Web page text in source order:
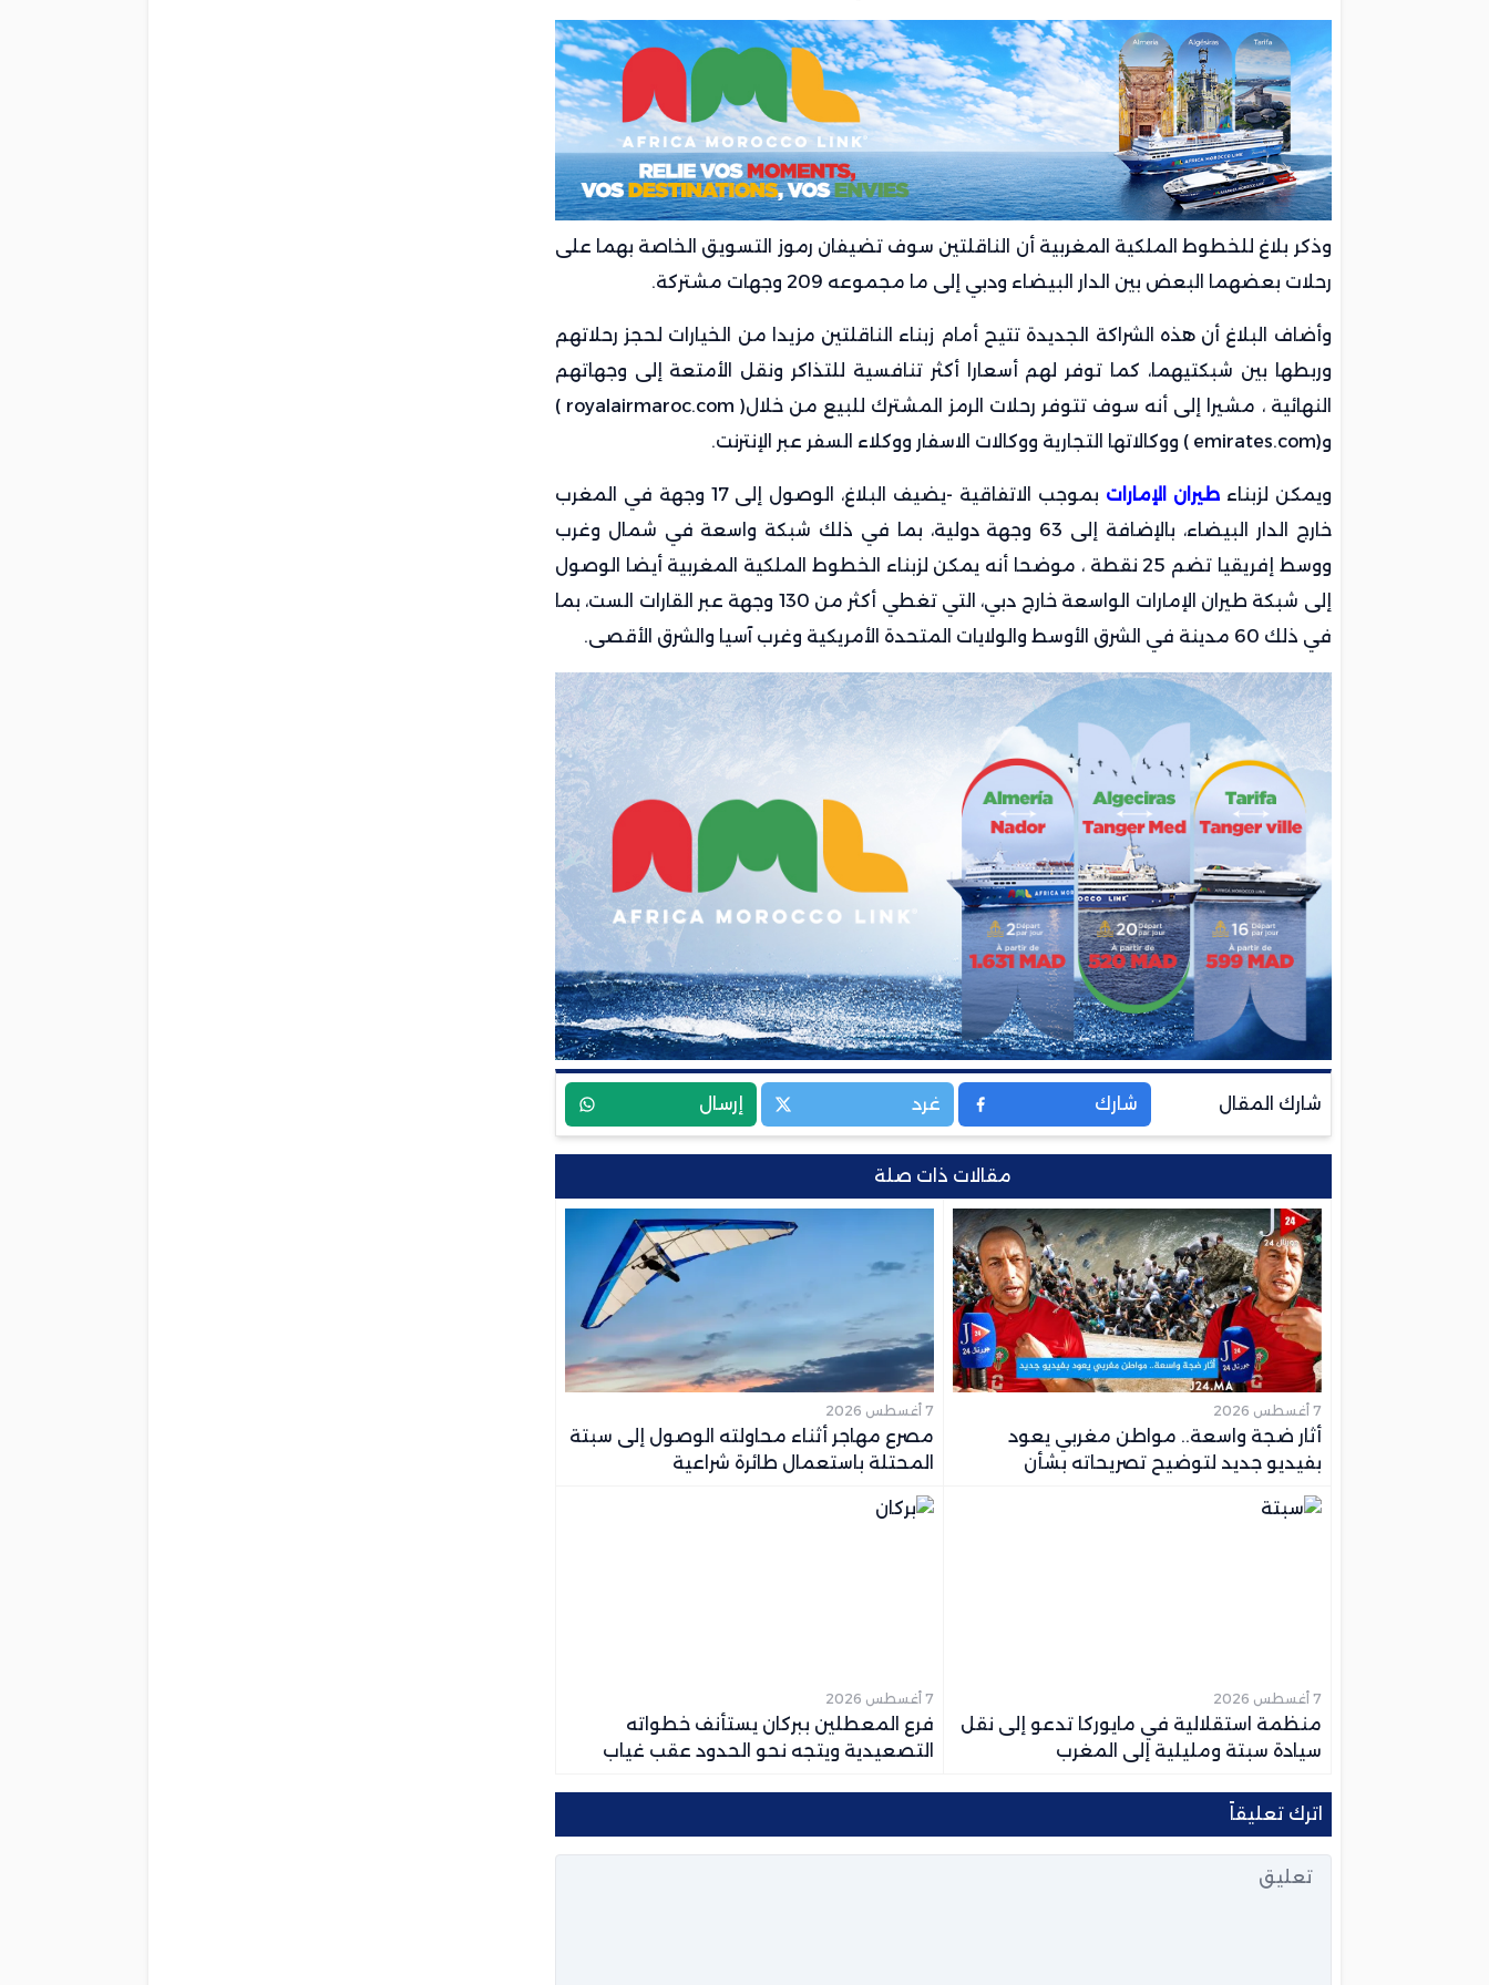
وذكر بلاغ للخطوط الملكية المغربية أن الناقلتين سوف تضيفان رموز التسويق الخاصة بهما على
رحلات بعضهما البعض بين الدار البيضاء ودبي إلى ما مجموعه 209 وجهات مشتركة.
وأضاف البلاغ أن هذه الشراكة الجديدة تتيح أمام زبناء الناقلتين مزيدا من الخيارات لحجز رحلاتهم
وربطها بين شبكتيهما، كما توفر لهم أسعارا أكثر تنافسية للتذاكر ونقل الأمتعة إلى وجهاتهم
النهائية ، مشيرا إلى أنه سوف تتوفر رحلات الرمز المشترك للبيع من خلال( royalairmaroc.com )
و(emirates.com ) ووكالاتها التجارية ووكالات الاسفار ووكلاء السفر عبر الإنترنت.
ويمكن لزبناءطيران الإمارات
بموجب الاتفاقية -يضيف البلاغ، الوصول إلى 17 وجهة في المغرب
خارج الدار البيضاء، بالإضافة إلى 63 وجهة دولية، بما في ذلك شبكة واسعة في شمال وغرب
ووسط إفريقيا تضم 25 نقطة ، موضحا أنه يمكن لزبناء الخطوط الملكية المغربية أيضا الوصول
إلى شبكة طيران الإمارات الواسعة خارج دبي، التي تغطي أكثر من 130 وجهة عبر القارات الست، بما
في ذلك 60 مدينة في الشرق الأوسط والولايات المتحدة الأمريكية وغرب آسيا والشرق الأقصى.
شارك المقال شارك غرد إرسال
مقالات ذات صلة
7 أغسطس 2026
أثار ضجة واسعة.. مواطن مغربي يعود
بفيديو جديد لتوضيح تصريحاته بشأن
7 أغسطس 2026
مصرع مهاجر أثناء محاولته الوصول إلى سبتة
المحتلة باستعمال طائرة شراعية
7 أغسطس 2026
منظمة استقلالية في مايوركا تدعو إلى نقل
سيادة سبتة ومليلية إلى المغرب
7 أغسطس 2026
فرع المعطلين ببركان يستأنف خطواته
التصعيدية ويتجه نحو الحدود عقب غياب
اترك تعليقاً